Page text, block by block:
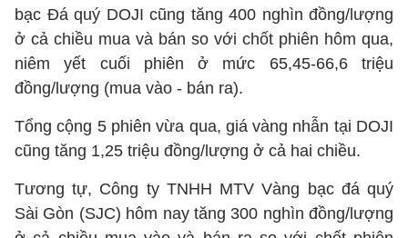
bạc Đá quý DOJI cũng tăng 400 nghìn đồng/lượng
ở cả chiều mua và bán so với chốt phiên hôm qua,
niêm yết cuối phiên ở mức 65,45-66,6 triệu
đồng/lượng (mua vào - bán ra).
Tổng cộng 5 phiên vừa qua, giá vàng nhẫn tại DOJI
cũng tăng 1,25 triệu đồng/lượng ở cả hai chiều.
Tương tự, Công ty TNHH MTV Vàng bạc đá quý
Sài Gòn (SJC) hôm nay tăng 300 nghìn đồng/lượng